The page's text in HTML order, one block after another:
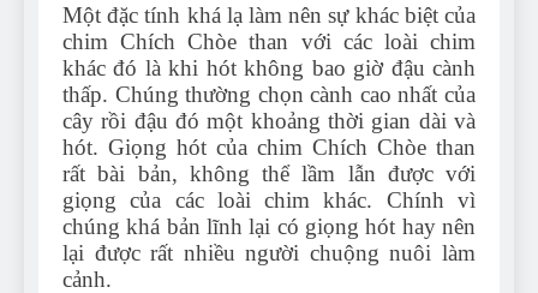
Một đặc tính khá lạ làm nên sự khác biệt của
chim Chích Chòe than với các loài chim
khác đó là khi hót không bao giờ đậu cành
thấp. Chúng thường chọn cành cao nhất của
cây rồi đậu đó một khoảng thời gian dài và
hót. Giọng hót của chim Chích Chòe than
rất bài bản, không thể lầm lẫn được với
giọng của các loài chim khác. Chính vì
chúng khá bản lĩnh lại có giọng hót hay nên
lại được rất nhiều người chuộng nuôi làm
cảnh.